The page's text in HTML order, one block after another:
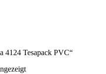
4124 Tesapack PVC“